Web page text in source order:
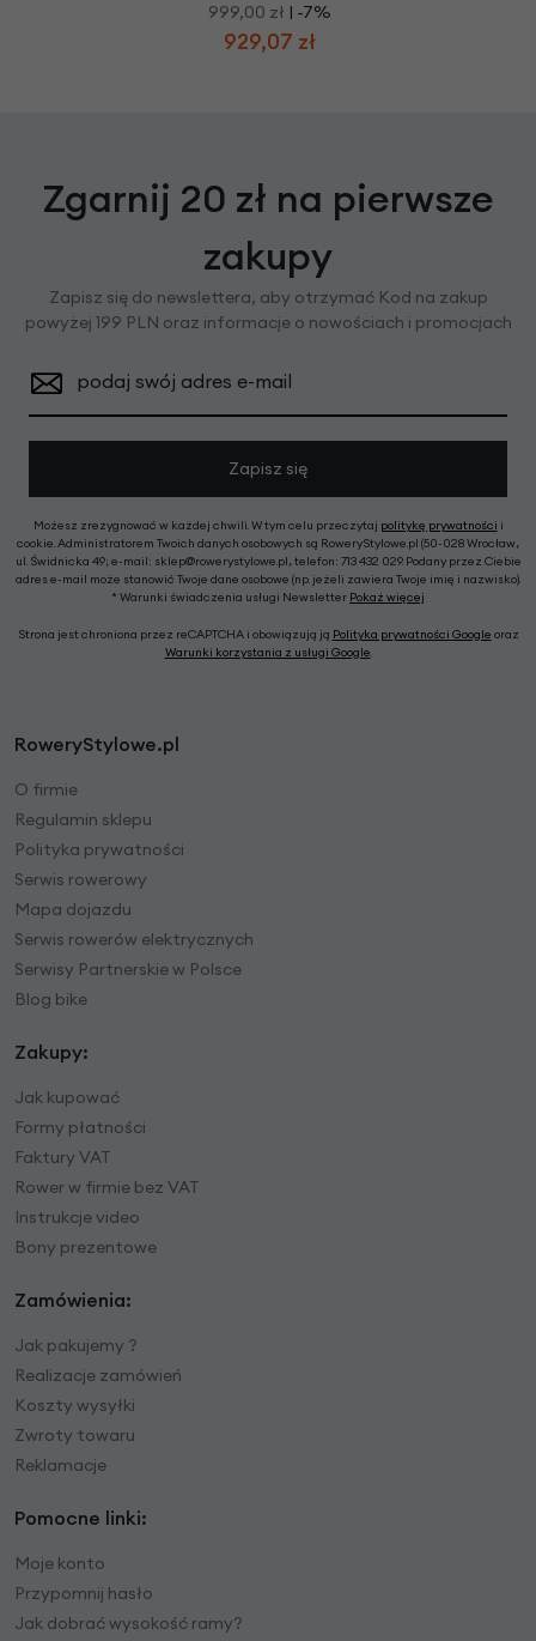
999,00 zł | -7%
929,07 zł
Zgarnij 20 zł na pierwsze
zakupy
Zapisz się do newslettera, aby otrzymać Kod na zakup
powyżej 199 PLN oraz informacje o nowościach i promocjach
podaj swój adres e-mail
Zapisz się
Możesz zrezygnować w każdej chwili. W tym celu przeczytaj politykę prywatności i
cookie. Administratorem Twoich danych osobowych są RoweryStylowe.pl (50-028 Wrocław,
ul. Świdnicka 49; e-mail: sklep@rowerystylowe.pl, telefon: 713 432 029. Podany przez Ciebie
adres e-mail może stanowić Twoje dane osobowe (np. jeżeli zawiera Twoje imię i nazwisko).
* Warunki świadczenia usługi Newsletter Pokaż więcej
Strona jest chroniona przez reCAPTCHA i obowiązują ją Polityka prywatności Google oraz
Warunki korzystania z usługi Google.
RoweryStylowe.pl
O firmie
Regulamin sklepu
Polityka prywatności
Serwis rowerowy
Mapa dojazdu
Serwis rowerów elektrycznych
Serwisy Partnerskie w Polsce
Blog bike
Zakupy:
Jak kupować
Formy płatności
Faktury VAT
Rower w firmie bez VAT
Instrukcje video
Bony prezentowe
Zamówienia:
Jak pakujemy ?
Realizacje zamówień
Koszty wysyłki
Zwroty towaru
Reklamacje
Pomocne linki:
Moje konto
Przypomnij hasło
Jak dobrać wysokość ramy?